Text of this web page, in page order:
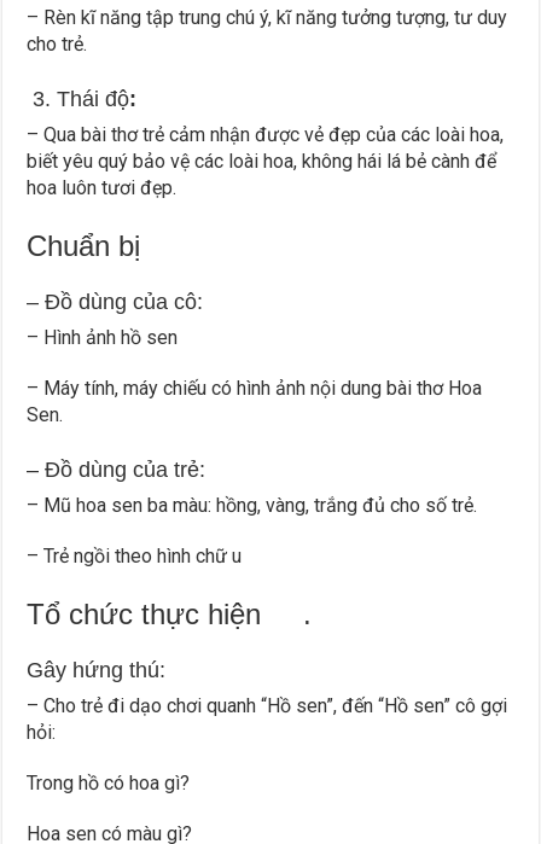
– Rèn kĩ năng tập trung chú ý, kĩ năng tưởng tượng, tư duy
cho trẻ.
3. Thái độ:
– Qua bài thơ trẻ cảm nhận được vẻ đẹp của các loài hoa,
biết yêu quý bảo vệ các loài hoa, không hái lá bẻ cành để
hoa luôn tươi đẹp.
Chuẩn bị
– Đồ dùng của cô:
– Hình ảnh hồ sen
– Máy tính, máy chiếu có hình ảnh nội dung bài thơ Hoa
Sen.
– Đồ dùng của trẻ:
– Mũ hoa sen ba màu: hồng, vàng, trắng đủ cho số trẻ.
– Trẻ ngồi theo hình chữ u
Tổ chức thực hiện .
Gây hứng thú:
– Cho trẻ đi dạo chơi quanh “Hồ sen”, đến “Hồ sen” cô gợi
hỏi:
Trong hồ có hoa gì?
Hoa sen có màu gì?